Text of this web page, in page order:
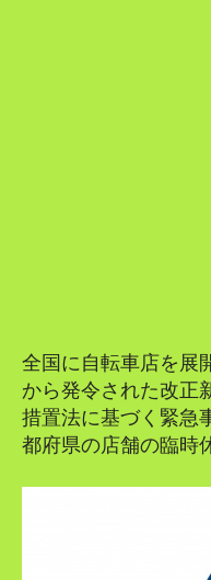
全国に自転車店を展
から発令された改正
措置法に基づく緊急
都府県の店舗の臨時